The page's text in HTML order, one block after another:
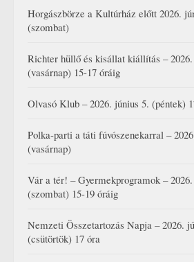
Horgászbörze a Kultúrház előtt 2026.
(szombat)
Richter hüllő és kisállat kiállítás –
(vasárnap) 15-17 óráig
Olvasó Klub – 2026. június 5. (péntek)
Polka-parti a táti fúvószenekarral –
(vasárnap)
Vár a tér! – Gyermekprogramok –
(szombat) 15-19 óráig
Nemzeti Összetartozás Napja – 2026.
(csütörtök) 17 óra